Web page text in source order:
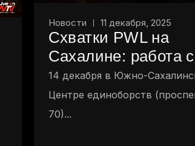
Новости 11 декабря, 2025
Схватки PWL на
Сахалине: работа
14 декабря в Южно-
Центре единоборств
70)...